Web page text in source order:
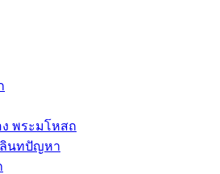
ง พระมโหสถ
ลินทปัญหา